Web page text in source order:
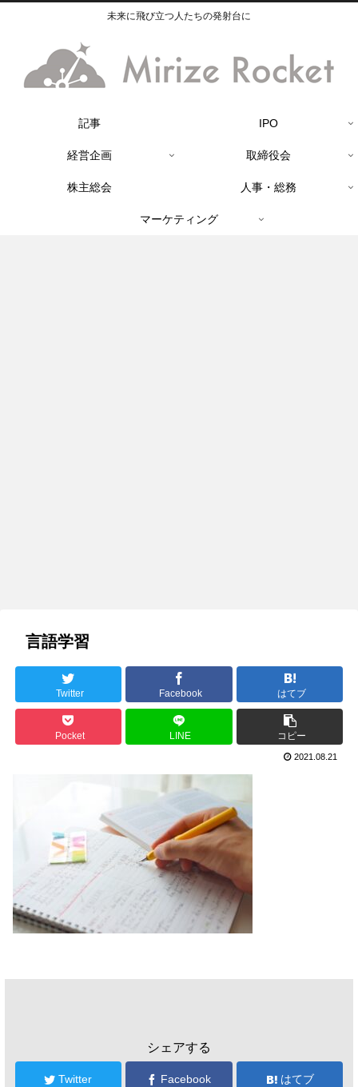
未来に飛び立つ人たちの発射台に
記事 IPO
経営企画 取締役会
株主総会 人事・総務
マーケティング
言語学習
Twitter Facebook はてブ
Pocket LINE コピー
2021.08.21
シェアする
Twitter Facebook はてブ